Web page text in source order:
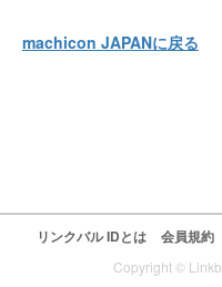
machicon JAPANに戻る
リンクバル IDとは 会員規約
Copyright ©